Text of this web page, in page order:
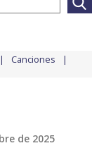
Canciones
de 2025